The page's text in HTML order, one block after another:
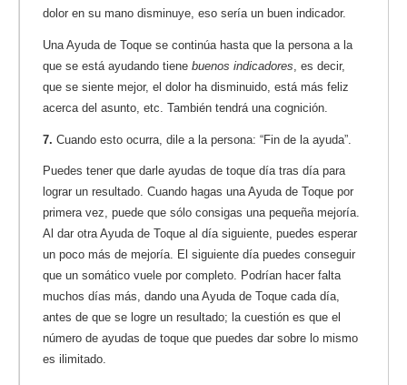
dolor en su mano disminuye, eso sería un buen indicador.
Una Ayuda de Toque se continúa hasta que la persona a la
que se está ayudando tiene buenos indicadores , es decir,
que se siente mejor, el dolor ha disminuido, está más feliz
acerca del asunto, etc. También tendrá una cognición.
7. Cuando esto ocurra, dile a la persona: “Fin de la ayuda”.
Puedes tener que darle ayudas de toque día tras día para
lograr un resultado. Cuando hagas una Ayuda de Toque por
primera vez, puede que sólo consigas una pequeña mejoría.
Al dar otra Ayuda de Toque al día siguiente, puedes esperar
un poco más de mejoría. El siguiente día puedes conseguir
que un somático vuele por completo. Podrían hacer falta
muchos días más, dando una Ayuda de Toque cada día,
antes de que se logre un resultado; la cuestión es que el
número de ayudas de toque que puedes dar sobre lo mismo
es ilimitado.